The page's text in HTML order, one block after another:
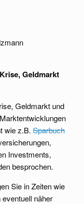
Krise,Geldmarkt
Geldmarkt und
wie z.B. Sparbuch
Investments,
besprochen.
Sie in Zeiten wie
näher